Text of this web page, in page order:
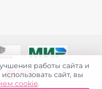
работы сайта и
сайт, вы
cookie.